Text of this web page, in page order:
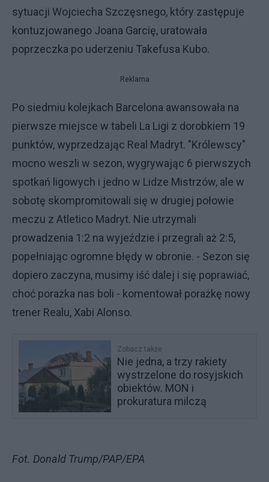
sytuacji Wojciecha Szczęsnego, który zastępuje
kontuzjowanego Joana Garcię, uratowała
poprzeczka po uderzeniu Takefusa Kubo.
Reklama
Po siedmiu kolejkach Barcelona awansowała na
pierwsze miejsce w tabeli La Ligi z dorobkiem 19
punktów, wyprzedzając Real Madryt. "Królewscy"
mocno weszli w sezon, wygrywając 6 pierwszych
spotkań ligowych i jedno w Lidze Mistrzów, ale w
sobotę skompromitowali się w drugiej połowie
meczu z Atletico Madryt. Nie utrzymali
prowadzenia 1:2 na wyjeździe i przegrali aż 2:5,
popełniając ogromne błędy w obronie. - Sezon się
dopiero zaczyna, musimy iść dalej i się poprawiać,
choć porażka nas boli - komentował porażkę nowy
trener Realu, Xabi Alonso.
Zobacz także
Nie jedna, a trzy rakiety
wystrzelone do rosyjskich
obiektów. MON i
prokuratura milczą
Fot. Donald Trump/PAP/EPA